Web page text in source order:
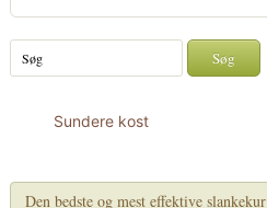
Sundere kost
Den bedste og mest effektive slankekur